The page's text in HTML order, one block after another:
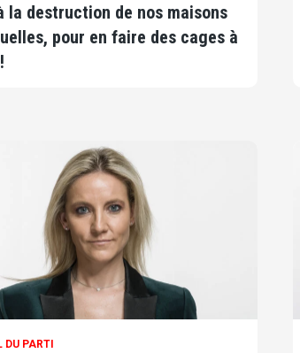
la destruction de nos maisons
pour en faire des cages à
DU PARTI